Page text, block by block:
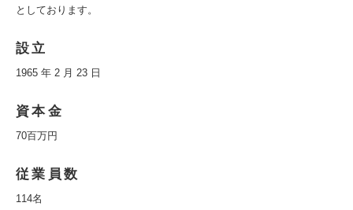
としております。
設立
1965 年 2 月 23 日
資本金
70百万円
従業員数
114名